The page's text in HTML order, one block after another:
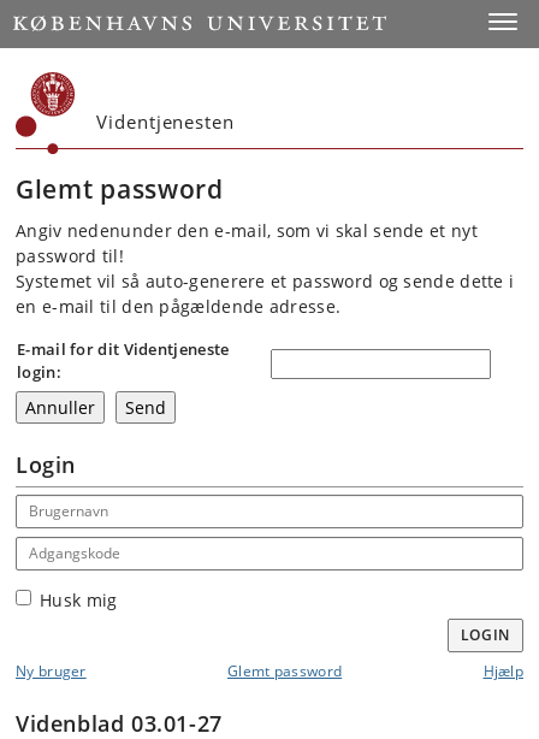
Start
Videntjenesten
Glemt password
Angiv nedenunder den e-mail, som vi skal sende et nyt
password til!
Systemet vil så auto-generere et password og sende dette i
en e-mail til den pågældende adresse.
E-mail for dit Videntjeneste
login:
Login
Email address
Adgangskode
Husk mig
LOGIN
Ny bruger
Glemt password Hjælp
Videnblad 03.01-27